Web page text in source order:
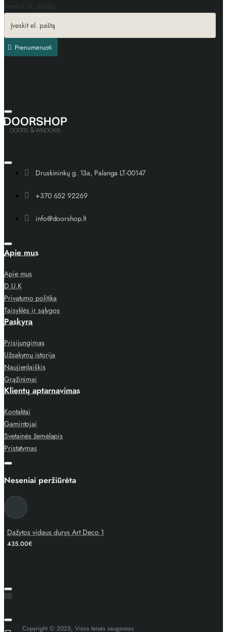
Įveskit el. paštą
Prenumeruoti
Druskininkų g. 13a, Palanga LT-00147
+370 652 92269
info@doorshop.lt
Apie mus
Apie mus
D.U.K
Privatumo politika
Taisyklės ir sąlygos
Paskyra
Prisijungimas
Užsakymų istorija
Naujienlaiškis
Grąžinimai
Klientų aptarnavimas
Kontaktai
Gamintojai
Svetainės žemėlapis
Pristatymas
Neseniai peržiūrėta
Dažytos vidaus durys Art Deco 1
435.00€
Copyright © 2025, Visos teisės saugomos